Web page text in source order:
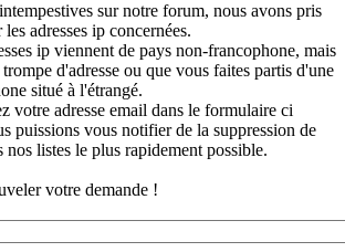
sur notre forum, nous avons pris
adresses ip concernées.
ip viennent de pays non-francophone, mais
d'adresse ou que vous faites partis d'une
situé à l'étrangé.
votre adresse email dans le formulaire ci
puissions vous notifier de la suppression de
nos listes le plus rapidement possible.
votre demande !